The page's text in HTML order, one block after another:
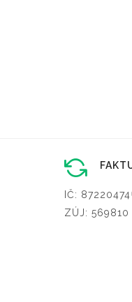
IČ: 87220474
ZÚJ: